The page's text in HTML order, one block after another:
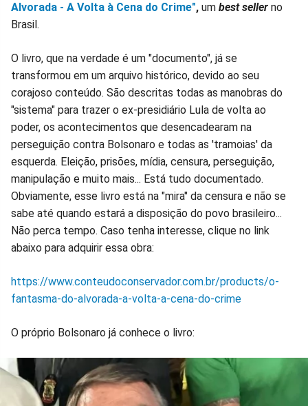
Alvorada - A Volta à Cena do Crime", um best seller no
Brasil.
O livro, que na verdade é um "documento", já se
transformou em um arquivo histórico, devido ao seu
corajoso conteúdo. São descritas todas as manobras do
"sistema" para trazer o ex-presidiário Lula de volta ao
poder, os acontecimentos que desencadearam na
perseguição contra Bolsonaro e todas as 'tramoias' da
esquerda. Eleição, prisões, mídia, censura, perseguição,
manipulação e muito mais... Está tudo documentado.
Obviamente, esse livro está na "mira" da censura e não se
sabe até quando estará a disposição do povo brasileiro...
Não perca tempo. Caso tenha interesse, clique no link
abaixo para adquirir essa obra:
https://www.conteudoconservador.com.br/products/o-
fantasma-do-alvorada-a-volta-a-cena-do-crime
O próprio Bolsonaro já conhece o livro: